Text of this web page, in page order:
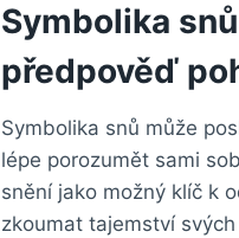
Symbolika
předpověď
Symbolika⁢ snů může
lépe porozumět sami
snění jako možný ⁤klíč k
zkoumat tajemství svých